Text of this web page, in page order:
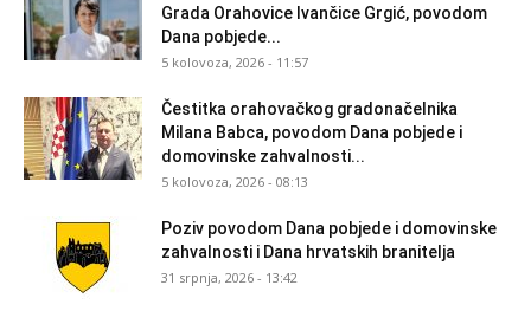
Grada Orahovice Ivančice Grgić, povodom
Dana pobjede...
5 kolovoza, 2026 - 11:57
Čestitka orahovačkog gradonačelnika
Milana Babca, povodom Dana pobjede i
domovinske zahvalnosti...
5 kolovoza, 2026 - 08:13
Poziv povodom Dana pobjede i domovinske
zahvalnosti i Dana hrvatskih branitelja
31 srpnja, 2026 - 13:42